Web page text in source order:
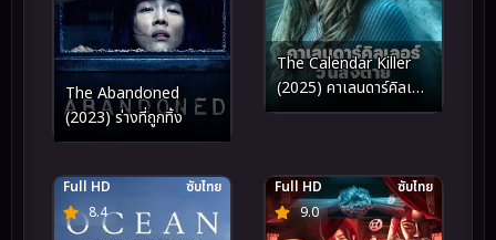
The Abandoned
(2023) ร่างที่ถูกทิ้ง
The Calendar Killer
(2025) คาเลนดาร์คิลเลอ
ร์ วันสั่งตาย
8.4
Full HD ซับไทย
9.0
Full HD ซับไทย